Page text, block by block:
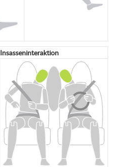
Insasseninteraktion